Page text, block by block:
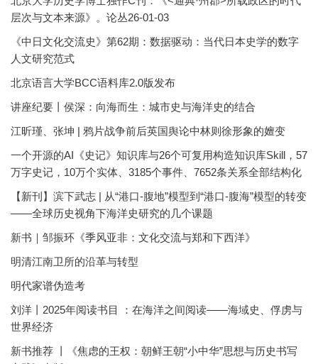
层次与文本来源》。论丛26-01-03
《中日文化交流史》第62期：数据驱动：当代日本史学的数字
人文研究范式
北京语言大学BCC语料库2.0版发布
讲座纪要丨侯深：向海而生：城市史与海洋史的结合
江昕瑾、张坤 | 鸦片战争前后英国舆论中林则徐形象的嬗变
一个开源的AI《史记》知识库与26个可复用构造知识库Skill，57
万字史记，10万个实体、3185个事件、7652条关系全部结构化
【新刊】滨下武志 | 从“港口-腹地”模型到“港口-腹海”模型的转变
——全球历史视角下海洋史研究的几个课题
新书｜邹振环《季风亚非：文化交流与郑和下西洋》
明清江南卫所的沿革与转型
明代家谱伪造考
刘洋丨2025年阅读书目 ：在海洋之间阅读——海域史、俘虏与
世界经济
新书推荐 丨《焦虑的王权：朝鲜王朝“小中华”思想与历史书写